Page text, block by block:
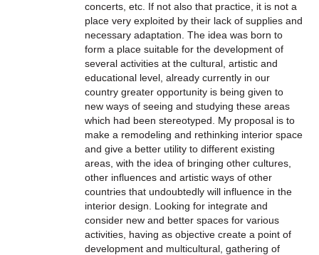
concerts, etc. If not also that practice, it is not a
place very exploited by their lack of supplies and
necessary adaptation. The idea was born to
form a place suitable for the development of
several activities at the cultural, artistic and
educational level, already currently in our
country greater opportunity is being given to
new ways of seeing and studying these areas
which had been stereotyped. My proposal is to
make a remodeling and rethinking interior space
and give a better utility to different existing
areas, with the idea of bringing other cultures,
other influences and artistic ways of other
countries that undoubtedly will influence in the
interior design. Looking for integrate and
consider new and better spaces for various
activities, having as objective create a point of
development and multicultural, gathering of